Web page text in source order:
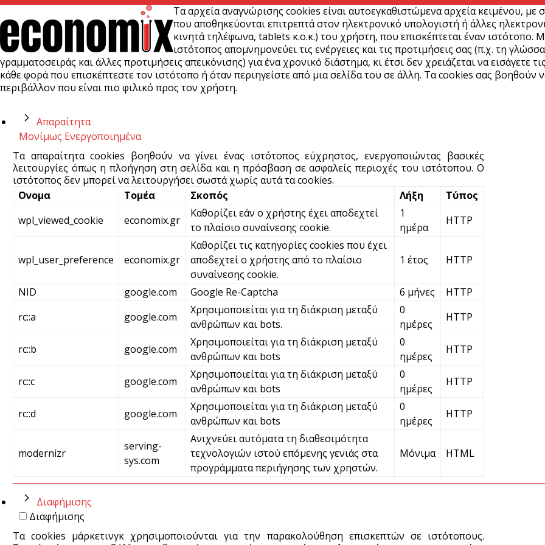
6
Τα αρχεία αναγνώρισης cookies είναι αυτοεγκαθιστώμενα αρχεία κειμένου, με
που αποθηκεύονται επιτρεπτά στον ηλεκτρονικό υπολογιστή ή άλλες
κινητά τηλέφωνα, tablets κ.ο.κ.) του χρήστη, που επισκέπτεται έναν ιστότοπο.
ιστότοπος απομνημονεύει τις ενέργειες και τις προτιμήσεις σας (π.χ. τη
γραμματοσειράς και άλλες προτιμήσεις απεικόνισης) για ένα χρονικό διάστημα, κι έτσι δεν χρειάζεται να εισάγετε
κάθε φορά που επισκέπτεστε τον ιστότοπο ή όταν περιηγείστε από μια σελίδα του σε άλλη. Τα cookies σας βοηθούν
περιβάλλον που είναι πιο φιλικό προς τον χρήστη.
Απαραίτητα
Μονίμως Ενεργοποιημένα
Τα απαραίτητα cookies βοηθούν να γίνει ένας ιστότοπος εύχρηστος, ενεργοποιώντας βασικές
λειτουργίες όπως η πλοήγηση στη σελίδα και η πρόσβαση σε ασφαλείς περιοχές του ιστότοπου. Ο
ιστότοπος δεν μπορεί να λειτουργήσει σωστά χωρίς αυτά τα cookies.
Ονομα
Τομέα Σκοπός Λήξη
Τύπος
wpl_viewed_cookie
economix.gr
Καθορίζει εάν ο χρήστης έχει αποδεχτεί
το πλαίσιο συναίνεσης cookie.
1
ημέρα
HTTP
wpl_user_preference economix.gr
Καθορίζει τις κατηγορίες cookies που έχει
αποδεχτεί ο χρήστης από το πλαίσιο
συναίνεσης cookie.
1 έτος HTTP
NID google.com Google Re-Captcha 6 μήνες
HTTP
rc::a
google.com
Χρησιμοποιείται για τη διάκριση μεταξύ
ανθρώπων και bots.
0
ημέρες
HTTP
rc::b google.com
Χρησιμοποιείται για τη διάκριση μεταξύ
ανθρώπων και bots
0
ημέρες
HTTP
rc::c google.com
Χρησιμοποιείται για τη διάκριση μεταξύ
ανθρώπων και bots
0
ημέρες
HTTP
rc::d google.com
Χρησιμοποιείται για τη διάκριση μεταξύ
ανθρώπων και bots
0
ημέρες
HTTP
modernizr
serving-
sys.com
Ανιχνεύει αυτόματα τη διαθεσιμότητα
τεχνολογιών ιστού επόμενης γενιάς στα
προγράμματα περιήγησης των χρηστών.
Μόνιμα HTML
Διαφήμισης
Διαφήμισης
Τα cookies μάρκετινγκ χρησιμοποιούνται για την παρακολούθηση επισκεπτών σε ιστότοπους.